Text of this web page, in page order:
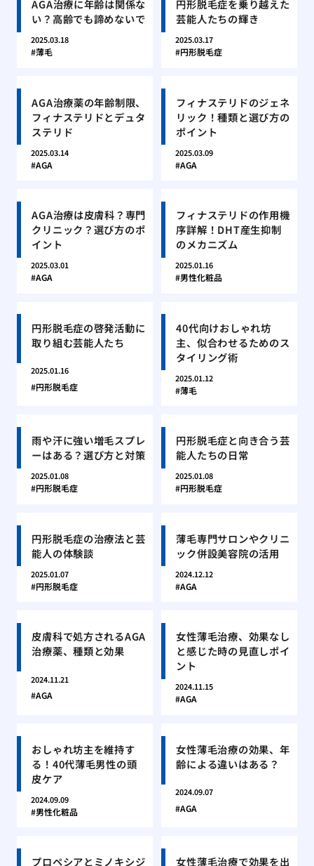
AGA治療に年齢は関係な
い？高齢でも諦めないで
2025.03.18
薄毛
円形脱毛症を乗り越えた
芸能人たちの輝き
2025.03.17
円形脱毛症
AGA治療薬の年齢制限、
フィナステリドとデュタ
ステリド
2025.03.14
AGA
フィナステリドのジェネ
リック！種類と選び方の
ポイント
2025.03.09
AGA
AGA治療は皮膚科？専門
クリニック？選び方のポ
イント
2025.03.01
AGA
フィナステリドの作用機
序詳解！DHT産生抑制
のメカニズム
2025.01.16
男性化粧品
円形脱毛症の啓発活動に
取り組む芸能人たち
2025.01.16
円形脱毛症
40代向けおしゃれ坊
主、似合わせるためのス
タイリング術
2025.01.12
薄毛
雨や汗に強い増毛スプレ
ーはある？選び方と対策
2025.01.08
円形脱毛症
円形脱毛症と向き合う芸
能人たちの日常
2025.01.08
円形脱毛症
円形脱毛症の治療法と芸
能人の体験談
2025.01.07
円形脱毛症
薄毛専門サロンやクリニ
ック併設美容院の活用
2024.12.12
AGA
皮膚科で処方されるAGA
治療薬、種類と効果
2024.11.21
AGA
女性薄毛治療、効果なし
と感じた時の見直しポイ
ント
2024.11.15
AGA
おしゃれ坊主を維持す
る！40代薄毛男性の頭
皮ケア
2024.09.09
男性化粧品
女性薄毛治療の効果、年
齢による違いはある？
2024.09.07
AGA
プロペシアとミノキシジ 女性薄毛治療で効果を出